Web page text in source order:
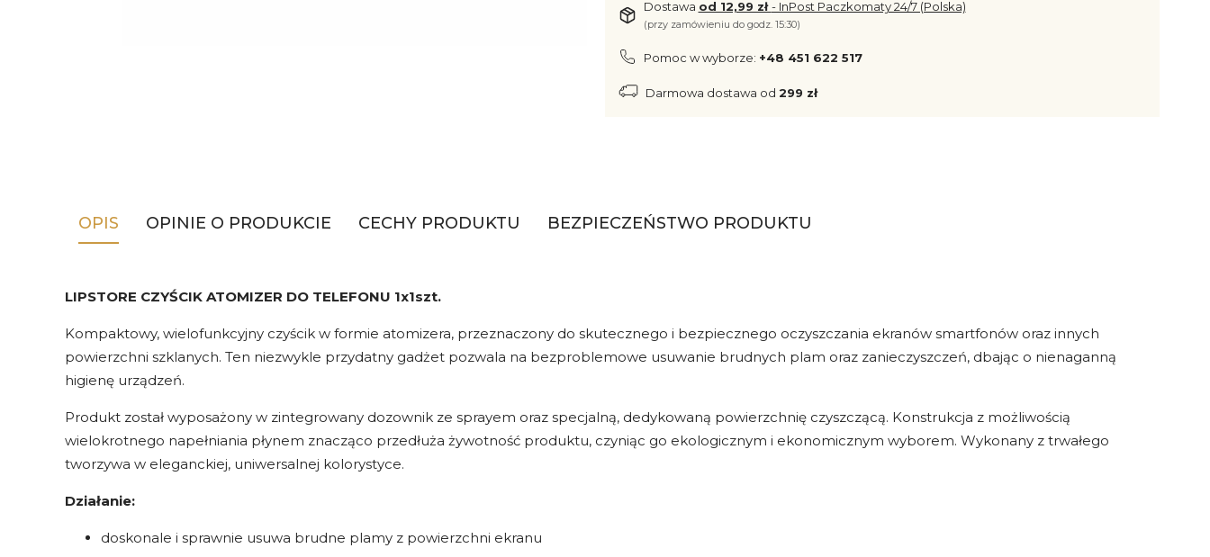
Dostawa od 12,99 zł- InPost Paczkomaty 24/7 (Polska)
(przy zamówieniu do godz. 15:30)
Pomoc w wyborze: +48 451 622 517
Darmowa dostawa od 299 zł
OPIS OPINIE O PRODUKCIE CECHY PRODUKTU BEZPIECZEŃSTWO PRODUKTU
LIPSTORE CZYŚCIK ATOMIZER DO TELEFONU 1x1szt.
Kompaktowy, wielofunkcyjny czyścik w formie atomizera, przeznaczony do skutecznego i bezpiecznego oczyszczania ekranów smartfonów oraz innych
powierzchni szklanych. Ten niezwykle przydatny gadżet pozwala na bezproblemowe usuwanie brudnych plam oraz zanieczyszczeń, dbając o nienaganną
higienę urządzeń.
Produkt został wyposażony w zintegrowany dozownik ze sprayem oraz specjalną, dedykowaną powierzchnię czyszczącą. Konstrukcja z możliwością
wielokrotnego napełniania płynem znacząco przedłuża żywotność produktu, czyniąc go ekologicznym i ekonomicznym wyborem. Wykonany z trwałego
tworzywa w eleganckiej, uniwersalnej kolorystyce.
Działanie:
doskonale i sprawnie usuwa brudne plamy z powierzchni ekranu